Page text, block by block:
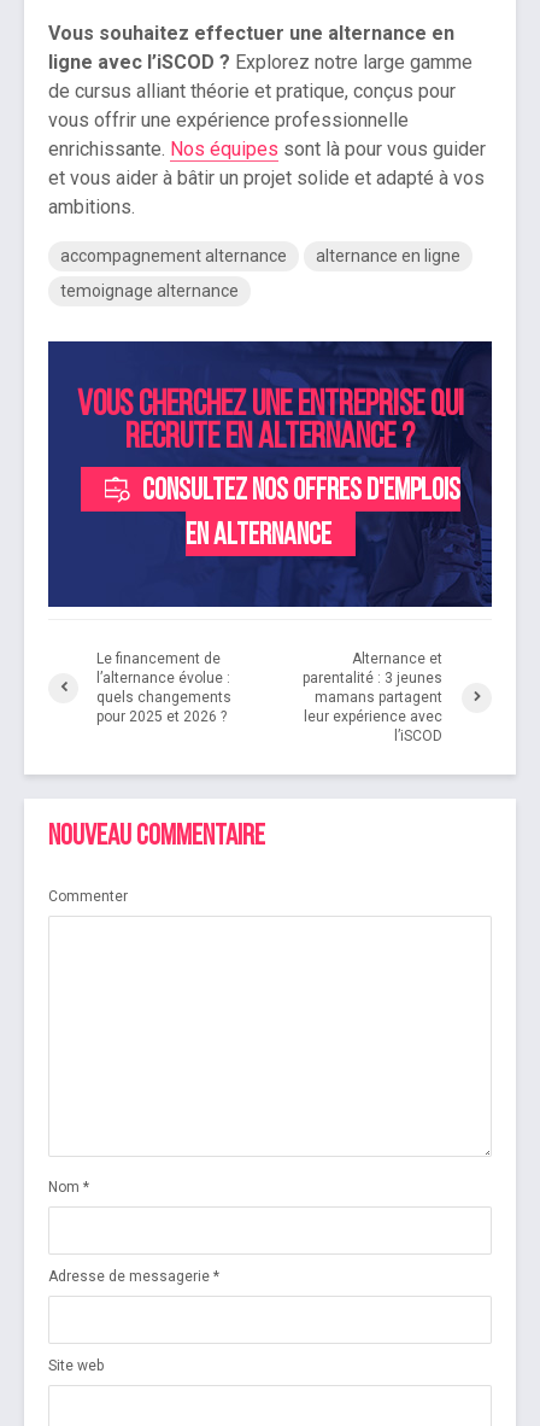
Vous souhaitez effectuer une alternance en
ligne avec l’iSCOD ? Explorez notre large gamme
de cursus alliant théorie et pratique, conçus pour
vous offrir une expérience professionnelle
enrichissante. Nos équipes sont là pour vous guider
et vous aider à bâtir un projet solide et adapté à vos
ambitions.
accompagnement alternance
alternance en ligne
temoignage alternance
Vous cherchez une entreprise qui
recrute en alternance ?
Consultez nos offres d'emplois
en alternance
Le financement de
l’alternance évolue :
quels changements
pour 2025 et 2026 ?
Alternance et
parentalité : 3 jeunes
mamans partagent
leur expérience avec
l’iSCOD
Nouveau commentaire
Commenter
Nom *
Adresse de messagerie *
Site web